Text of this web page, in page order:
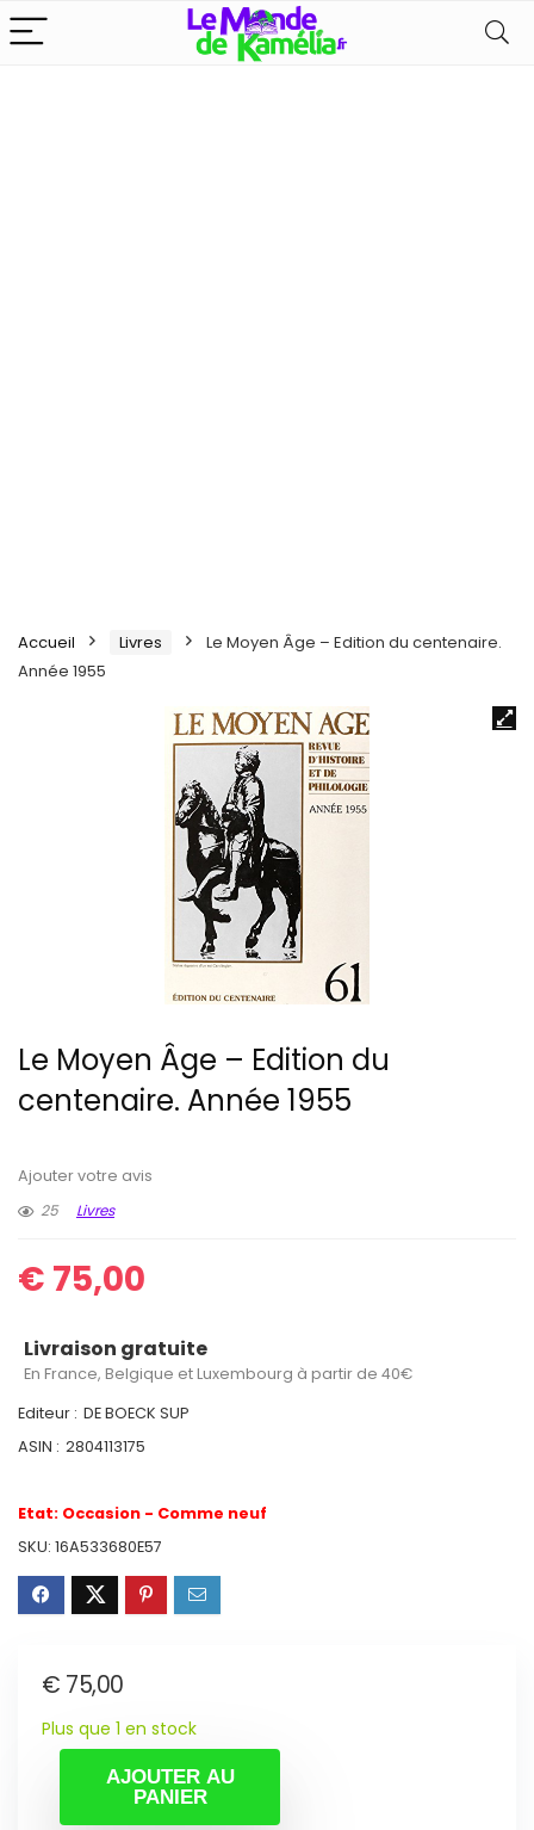
Accueil Livres
Le Moyen Âge – Edition du centenaire.
Année 1955
Le Moyen Âge – Edition du
centenaire. Année 1955
Ajouter votre avis
25
Livres
€ 75,00
Livraison gratuite
En France, Belgique et Luxembourg à partir de 40€
Editeur : DE BOECK SUP
ASIN : 2804113175
Etat: Occasion - Comme neuf
SKU: 16A533680E57
€ 75,00
Plus que 1 en stock
AJOUTER AU
PANIER